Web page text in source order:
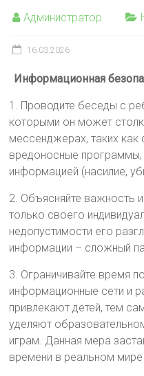
Администратор
16.03.2026
Информационная
1. Проводите беседы с
которыми он может
мессенджерах, таких как
вредоносные программы,
информацией (насилие,
2. Объясняйте важность
только своего
недопустимости его
информации – сложный
3. Ограничивайте время
информационные сети и
привлекают детей, тем
уделяют
играм. Данная мера
времени в реальном